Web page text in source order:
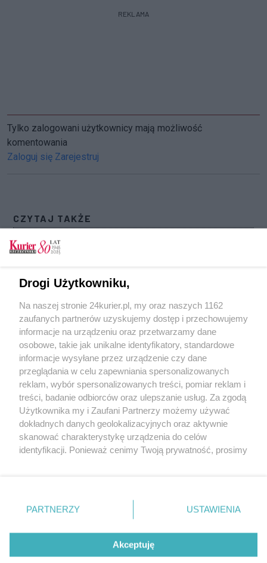
REKLAMA
Tylko zalogowani użytkownicy mają możliwość
komentowania
Zaloguj się Zarejestruj
CZYTAJ TAKŻE
Warsztaty i muzyka, czyli weekend na Różance
[GALERIA]
Warsztaty, koncert, potańcówka. Różanka poleca
się na weekend
Warsztaty, koncert, potańcówka. Różanka poleca
się na weekend
POGODA
18℃
Zobacz prognozę na 3 dni
Copyright © 2022 Kurier Szczeciński sp. z o.o.
Wszelkie prawa zastrzeżone
Nota wydawnicza
Nota prawna
Polityka prywatności
Reklama
Drogi Użytkowniku,
Na naszej stronie 24kurier.pl, my oraz naszych 1162
zaufanych partnerów uzyskujemy dostęp i przechowujemy
informacje na urządzeniu oraz przetwarzamy dane
osobowe, takie jak unikalne identyfikatory, standardowe
informacje wysyłane przez urządzenie czy dane
przeglądania w celu zapewniania spersonalizowanych
reklam, wybór spersonalizowanych treści, pomiar reklam i
treści, badanie odbiorców oraz ulepszanie usług. Za zgodą
Użytkownika my i Zaufani Partnerzy możemy używać
dokładnych danych geolokalizacyjnych oraz aktywnie
skanować charakterystykę urządzenia do celów
identyfikacji. Ponieważ cenimy Twoją prywatność, prosimy
prywatności znajdujący się w lewym dolnym rogu strony
. Niektóre rodzaje przetwarzania danych nie wymagają
takiemu przetwarzaniu. Preferencje będą miały
zastosowania tylko na tej witrynie.
PARTNERZY USTAWIENIA
Akceptuję